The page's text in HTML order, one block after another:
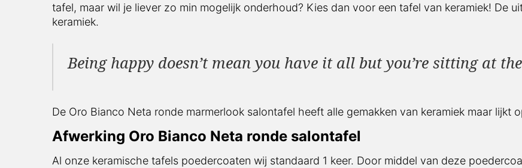
tafel, maar wil je liever zo min mogelijk onderhoud? Kies dan voor een tafel van keramiek! De
keramiek.
Being happy doesn’t mean you have it all but you’re sitting at
De Oro Bianco Neta ronde marmerlook salontafel heeft alle gemakken van keramiek maar lijkt
Afwerking Oro Bianco Neta ronde salontafel
Al onze keramische tafels poedercoaten wij standaard 1 keer. Door middel van deze